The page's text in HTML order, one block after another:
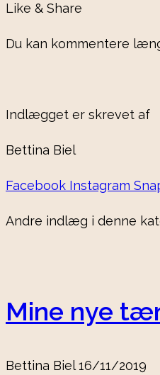
Like & Share
Du kan kommentere
Indlægget er skrevet af
Bettina Biel
Facebook Instagram
Andre indlæg i denne
Mine nye
Bettina Biel16/11/2019